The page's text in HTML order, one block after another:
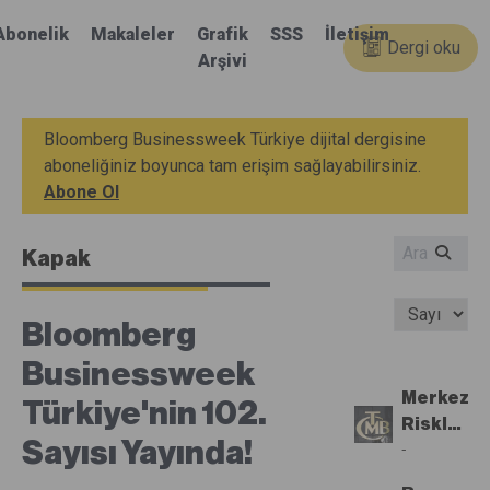
Makaleler
Grafik
Arşivi
SSS İletişim
Dergi oku
Bloomberg Businessweek Türkiye dijital dergisine
aboneliğiniz boyunca tam erişim sağlayabilirsiniz.
Abone Ol
Kapak
Bloomberg
Businessweek
Türkiye'nin 102.
Sayısı Yayında!
Merkez,
Risklere
Vurgu
-